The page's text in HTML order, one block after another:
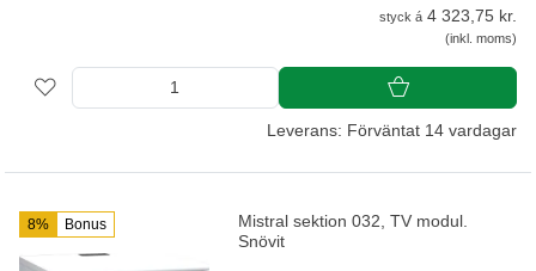
styck á 4 323,75 kr.
(inkl. moms)
Leverans: Förväntat 14 vardagar
8% Bonus
Mistral sektion 032, TV modul.
Snövit